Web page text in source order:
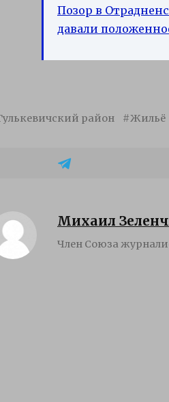
Позор в
давали
район Жильё
Михаил
Член Союза